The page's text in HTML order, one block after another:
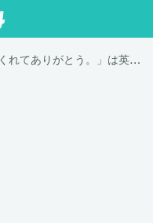
「サポートしてくれてありがとう。」は英語で "I am grateful for your support."